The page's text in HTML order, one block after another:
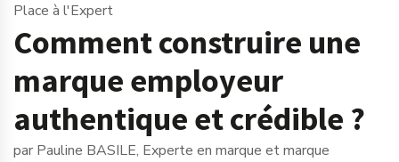
Place à l'Expert
Comment construire une
marque employeur
authentique et crédible ?
par Pauline BASILE, Experte en marque et marque